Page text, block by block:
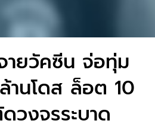
ายวัคซีน​ จ่อทุ่ม
านโดส ล็อต​ 10​
วงจรระบาด​